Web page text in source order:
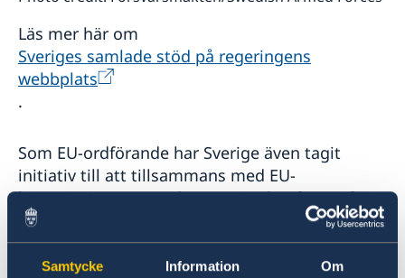
Samtycke Information Om
Läs mer här om
Sveriges samlade stöd på regeringens
webbplats
.
Som EU-ordförande har Sverige även tagit
initiativ till att tillsammans med EU-
kommissionen anordna en givarkonferens för
de som drabbats av jordbävningarna.
Givarkonferensen ska hållas i Bryssel i mars
och planeras med de turkiska myndigheterna.